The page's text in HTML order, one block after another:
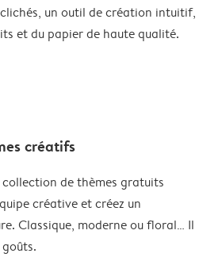
un outil de création intuitif,
et du papier de haute qualité.
créatifs
de thèmes gratuits
créative et créez un
Classique, moderne ou floral… Il